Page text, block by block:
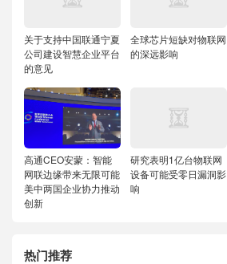
关于支持中国联通宁夏
公司建设智慧企业平台
的意见
全球芯片短缺对物联网
的深远影响
高通CEO安蒙：智能
网联边缘带来无限可能
美中两国企业协力推动
创新
研究表明1亿台物联网
设备可能受零日漏洞影
响
热门推荐